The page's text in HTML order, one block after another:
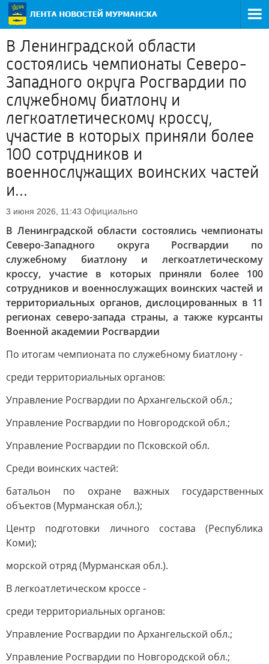
В Ленинградской области
состоялись чемпионаты Северо-
Западного округа Росгвардии по
служебному биатлону и
легкоатлетическому кроссу,
участие в которых приняли более
100 сотрудников и
военнослужащих воинских частей
и...
3 июня 2026, 11:43 Официально
В Ленинградской области состоялись чемпионаты
Северо-Западного округа Росгвардии по
служебному биатлону и легкоатлетическому
кроссу, участие в которых приняли более 100
сотрудников и военнослужащих воинских частей и
территориальных органов, дислоцированных в 11
регионах северо-запада страны, а также курсанты
Военной академии Росгвардии
По итогам чемпионата по служебному биатлону -
среди территориальных органов:
Управление Росгвардии по Архангельской обл.;
Управление Росгвардии по Новгородской обл.;
Управление Росгвардии по Псковской обл.
Среди воинских частей:
батальон по охране важных государственных
объектов (Мурманская обл.);
Центр подготовки личного состава (Республика
Коми);
морской отряд (Мурманская обл.).
В легкоатлетическом кроссе -
среди территориальных органов:
Управление Росгвардии по Архангельской обл.;
Управление Росгвардии по Новгородской обл.;